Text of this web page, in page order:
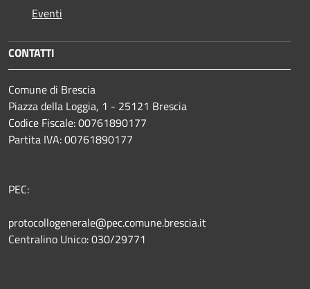
Eventi
CONTATTI
Comune di Brescia
Piazza della Loggia, 1 - 25121 Brescia
Codice Fiscale: 00761890177
Partita IVA: 00761890177
PEC:
protocollogenerale@pec.comune.brescia.it
Centralino Unico: 030/29771